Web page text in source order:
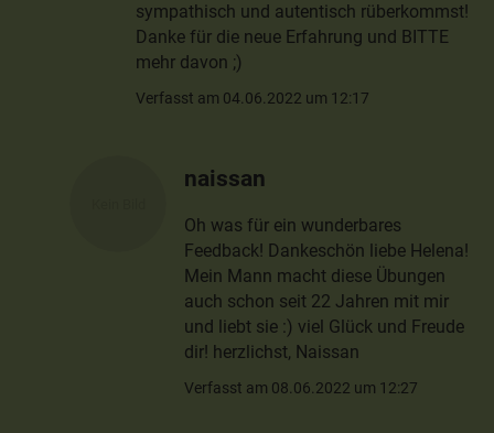
sympathisch und autentisch rüberkommst!
Danke für die neue Erfahrung und BITTE
mehr davon ;)
Verfasst am 04.06.2022 um 12:17
naissan
Oh was für ein wunderbares
Feedback! Dankeschön liebe Helena!
Mein Mann macht diese Übungen
auch schon seit 22 Jahren mit mir
und liebt sie :) viel Glück und Freude
dir! herzlichst, Naissan
Verfasst am 08.06.2022 um 12:27